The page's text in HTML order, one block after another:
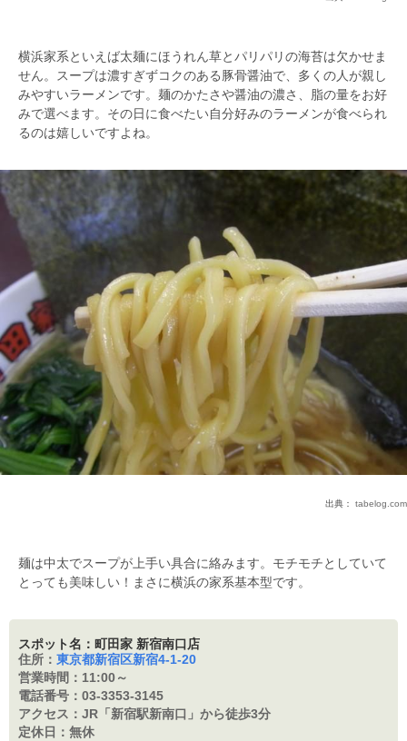
横浜家系といえば太麺にほうれん草とパリパリの海苔は欠かせま
せん。スープは濃すぎずコクのある豚骨醤油で、多くの人が親し
みやすいラーメンです。麺のかたさや醤油の濃さ、脂の量をお好
みで選べます。その日に食べたい自分好みのラーメンが食べられ
るのは嬉しいですよね。
出典： tabelog.com
麺は中太でスープが上手い具合に絡みます。モチモチとしていて
とっても美味しい！まさに横浜の家系基本型です。
スポット名：町田家 新宿南口店
住所： 東京都新宿区新宿4-1-20
営業時間： 11:00～
電話番号： 03-3353-3145
アクセス： JR「新宿駅新南口」から徒歩3分
定休日： 無休